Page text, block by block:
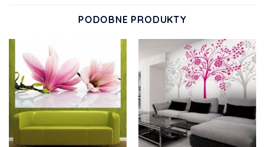
PODOBNE PRODUKTY